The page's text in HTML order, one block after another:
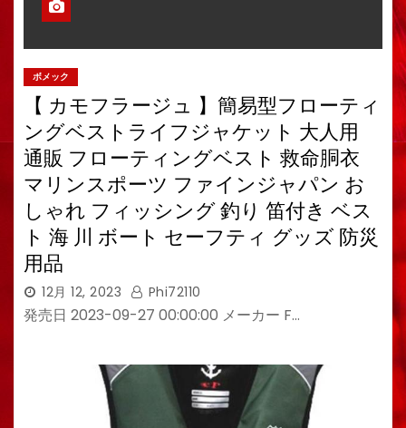
ボメック
【 カモフラージュ 】簡易型フローティ
ングベストライフジャケット 大人用
通販 フローティングベスト 救命胴衣
マリンスポーツ ファインジャパン お
しゃれ フィッシング 釣り 笛付き ベス
ト 海 川 ボート セーフティ グッズ 防災
用品
12月 12, 2023 Phi72110
発売日 2023-09-27 00:00:00 メーカー F…